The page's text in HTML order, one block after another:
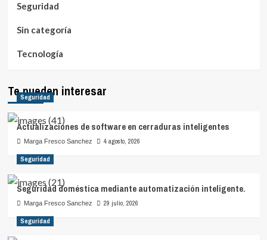
Seguridad
Sin categoría
Tecnología
Te pueden interesar
Seguridad
Actualizaciones de software en cerraduras inteligentes
Marga Fresco Sanchez 4 agosto, 2026
Seguridad
Seguridad doméstica mediante automatización inteligente.
Marga Fresco Sanchez 29 julio, 2026
Seguridad